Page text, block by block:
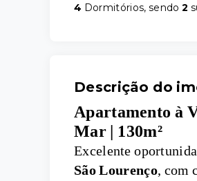
4 Dormitórios, sendo2
Descrição do
Apartamento à
Mar | 130m²
Excelente
São Lourenço, com